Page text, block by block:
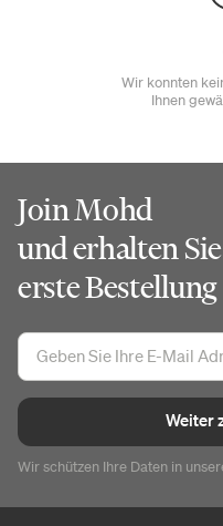
Wir konnten
Ihnen
Join Mohd
und erhalten
erste Bestellung
Weiter
Wir schützen Ihre Daten in